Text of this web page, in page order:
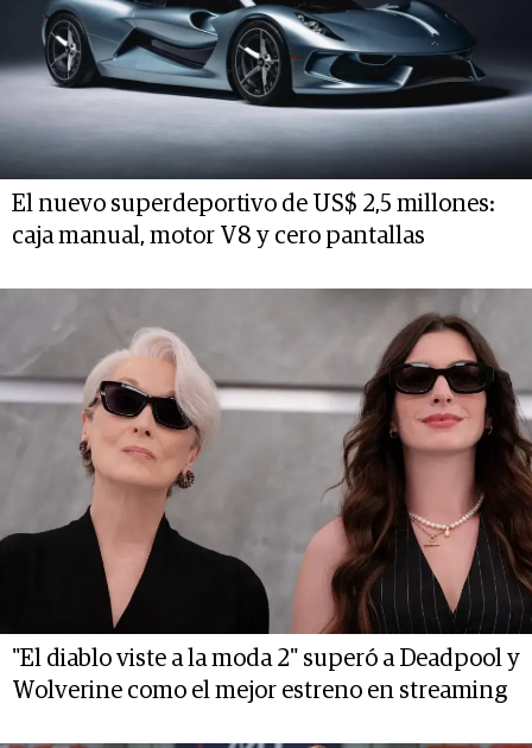
El nuevo superdeportivo de US$ 2,5 millones:
caja manual, motor V8 y cero pantallas
"El diablo viste a la moda 2" superó a Deadpool y
Wolverine como el mejor estreno en streaming